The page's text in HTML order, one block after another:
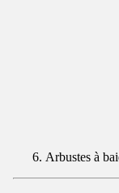
Arbustes à